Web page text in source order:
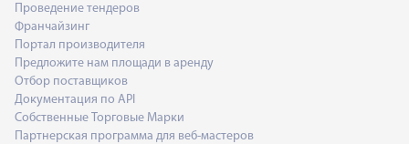
Проведение тендеров
Франчайзинг
Портал производителя
Предложите нам площади в аренду
Отбор поставщиков
Документация по API
Собственные Торговые Марки
Партнерская программа для веб-мастеров